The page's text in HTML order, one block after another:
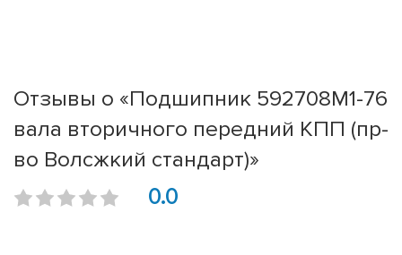
Отзывы о «Подшипник 592708М1-76
вала вторичного передний КПП (пр-
во Волсжкий стандарт)»
0.0